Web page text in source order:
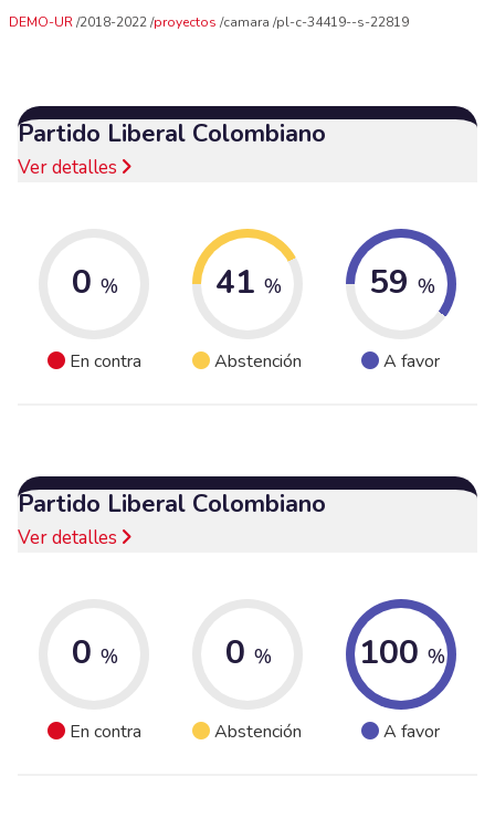
DEMO-UR 2018-2022 proyectos camara pl-c-34419--s-22819
Partido Liberal Colombiano
Ver detalles
0 %
En contra
41 %
Abstención
59 %
A favor
Partido Liberal Colombiano
Ver detalles
0 %
En contra
0 %
Abstención
100 %
A favor